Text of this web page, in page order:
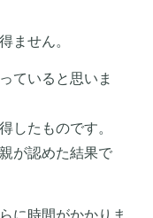
ません。
ていると思いま
したものです。
が認めた結果で
に時間がかかりま